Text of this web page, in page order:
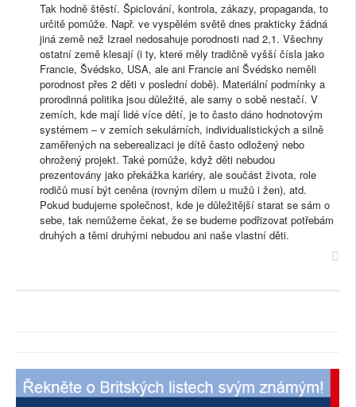
Tak hodně štěstí. Špiclování, kontrola, zákazy, propaganda, to
určitě pomůže. Např. ve vyspělém světě dnes prakticky žádná
jiná země než Izrael nedosahuje porodnosti nad 2,1. Všechny
ostatní země klesají (i ty, které měly tradičně vyšší čísla jako
Francie, Švédsko, USA, ale ani Francie ani Švédsko neměli
porodnost přes 2 děti v poslední době). Materiální podmínky a
prorodinná politika jsou důležité, ale samy o sobě nestačí. V
zemích, kde mají lidé více dětí, je to často dáno hodnotovým
systémem – v zemích sekulárních, individualistických a silně
zaměřených na seberealizaci je dítě často odložený nebo
ohrožený projekt. Také pomůže, když děti nebudou
prezentovány jako překážka kariéry, ale součást života, role
rodičů musí být ceněna (rovným dílem u mužů i žen), atd.
Pokud budujeme společnost, kde je důležitější starat se sám o
sebe, tak nemůžeme čekat, že se budeme podřizovat potřebám
druhých a těmi druhými nebudou ani naše vlastní děti.